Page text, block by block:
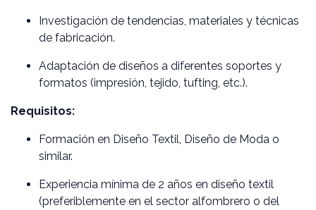
Investigación de tendencias, materiales y técnicas
de fabricación.
Adaptación de diseños a diferentes soportes y
formatos (impresión, tejido, tufting, etc.).
Requisitos:
Formación en Diseño Textil, Diseño de Moda o
similar.
Experiencia mínima de 2 años en diseño textil
(preferiblemente en el sector alfombrero o del